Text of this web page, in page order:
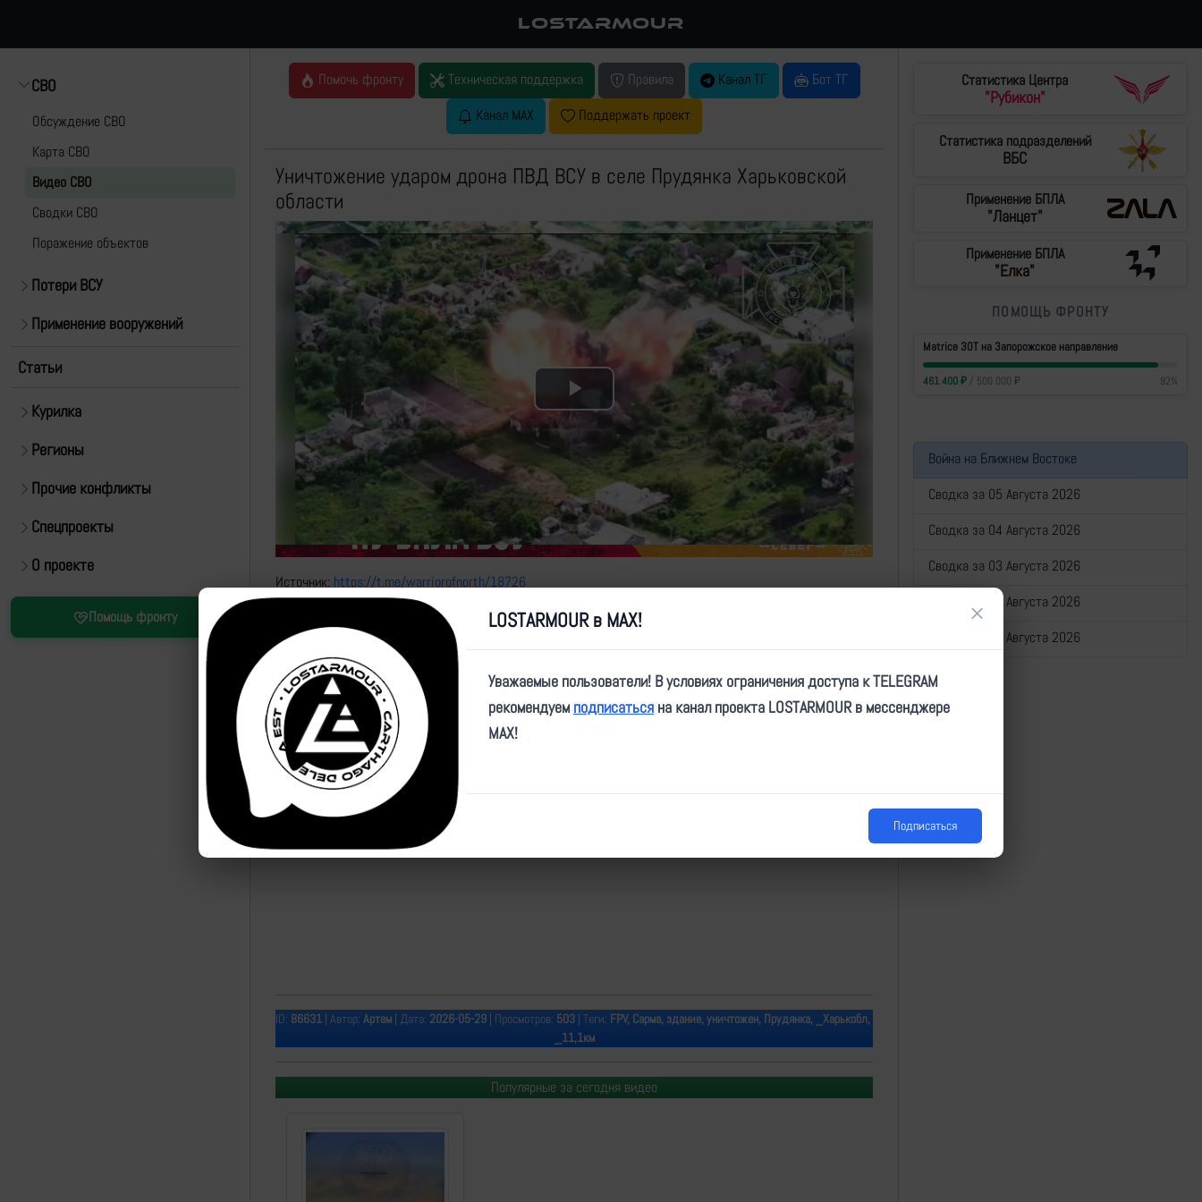
LOSTARMOUR
СВО
Обсуждение СВО
Карта СВО
Видео СВО
Cводки СВО
Поражение объектов
Потери ВСУ
Применение вооружений
Статьи
Курилка
Регионы
Прочие конфликты
Спецпроекты
О проекте
Помощь фронту
Помочь фронту Техническая поддержка Правила Канал ТГ
Бот ТГ
Канал MAX
Поддержать проект
Уничтожение ударом дрона ПВД ВСУ в селе Прудянка Харьковской
области
Play
Video
Источник: https://t.me/warriorofnorth/18726
ID: 86631 | Автор: Артем | Дата: 2026-05-29 | Просмотров: 503 | Теги: FPV, Сарма, здание, уничтожен, Прудянка, _Харькобл,
_11,1км
Популярные за сегодня видео
Статистика Центра
"Рубикон"
Статистика подразделений
ВБС
Применение БПЛА
"Ланцет"
Применение БПЛА
"Елка"
ПОМОЩЬ ФРОНТУ
Matrice 30T на Запорожское направление
461 400₽/ 500 000 ₽ 92%
Война на Ближнем Востоке
Сводка за 05 Августа 2026
Сводка за 04 Августа 2026
Сводка за 03 Августа 2026
Сводка за 02 Августа 2026
Сводка за 01 Августа 2026
LOSTARMOUR в MAX! ×
Уважаемые пользователи! В условиях ограничения доступа к TELEGRAM
рекомендуем подписаться на канал проекта LOSTARMOUR в мессенджере
MAX!
Подписаться